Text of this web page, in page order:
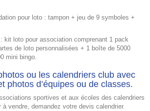
pour loto : tampon + jeu de 9 symboles +
: kit loto pour association comprenant 1 pack
de loto personnalisées + 1 boîte de 5000
mini bingo.
ou les calendriers club avec
photos d’équipes ou de classes.
sportives et aux écoles des calendriers
à vendre, demandez votre devis calendrier.